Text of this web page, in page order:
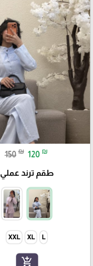
150 ₪ 120 ₪
طقم ترند عملي
L
XL
XXL
add_shopping_cart